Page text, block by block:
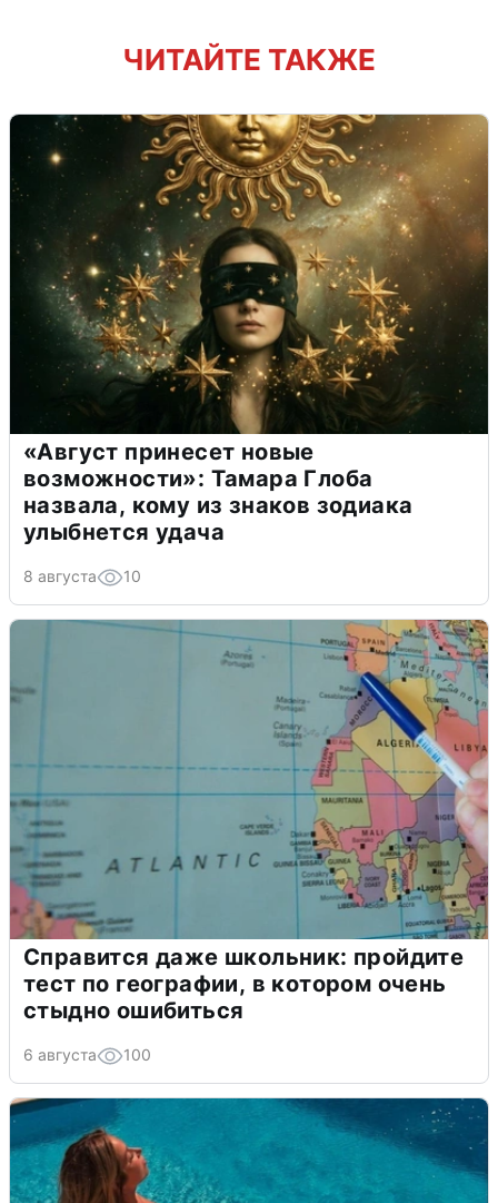
ЧИТАЙТЕ ТАКЖЕ
«Август принесет новые
возможности»: Тамара Глоба
назвала, кому из знаков зодиака
улыбнется удача
8 августа 10
Справится даже школьник: пройдите
тест по географии, в котором очень
стыдно ошибиться
6 августа 100